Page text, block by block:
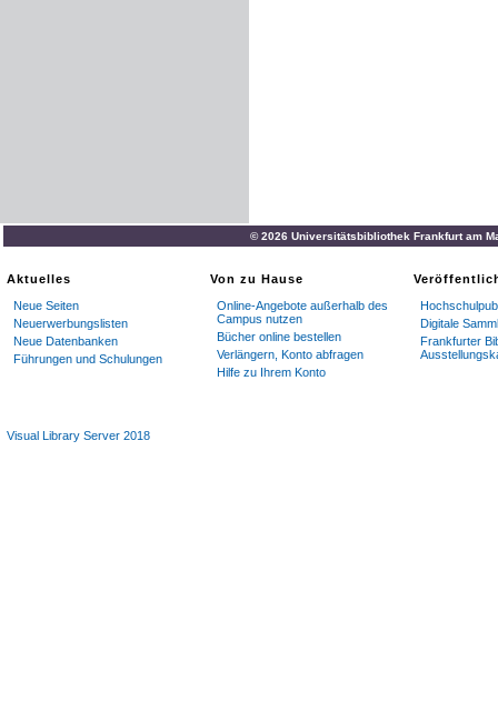
© 2026 Universitätsbibliothek Frankfurt am
Aktuelles
Neue Seiten
Neuerwerbungslisten
Neue Datenbanken
Führungen und Schulungen
Von zu Hause
Online-Angebote außerhalb des
Campus nutzen
Bücher online bestellen
Verlängern, Konto abfragen
Hilfe zu Ihrem Konto
Digitale
Frankfurter
Visual Library Server 2018